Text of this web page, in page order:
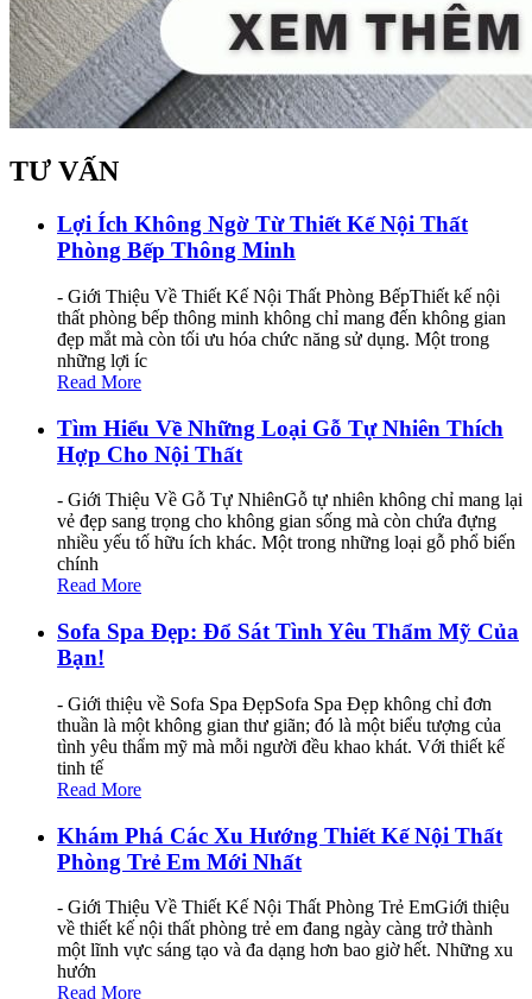
TƯ VẤN
Lợi Ích Không Ngờ Từ Thiết Kế Nội Thất
Phòng Bếp Thông Minh
- Giới Thiệu Về Thiết Kế Nội Thất Phòng BếpThiết kế nội
thất phòng bếp thông minh không chỉ mang đến không gian
đẹp mắt mà còn tối ưu hóa chức năng sử dụng. Một trong
những lợi íc
Read More
Tìm Hiểu Về Những Loại Gỗ Tự Nhiên Thích
Hợp Cho Nội Thất
- Giới Thiệu Về Gỗ Tự NhiênGỗ tự nhiên không chỉ mang lại
vẻ đẹp sang trọng cho không gian sống mà còn chứa đựng
nhiều yếu tố hữu ích khác. Một trong những loại gỗ phổ biến
chính
Read More
Sofa Spa Đẹp: Đổ Sát Tình Yêu Thẩm Mỹ Của
Bạn!
- Giới thiệu về Sofa Spa ĐẹpSofa Spa Đẹp không chỉ đơn
thuần là một không gian thư giãn; đó là một biểu tượng của
tình yêu thẩm mỹ mà mỗi người đều khao khát. Với thiết kế
tinh tế
Read More
Khám Phá Các Xu Hướng Thiết Kế Nội Thất
Phòng Trẻ Em Mới Nhất
- Giới Thiệu Về Thiết Kế Nội Thất Phòng Trẻ EmGiới thiệu
về thiết kế nội thất phòng trẻ em đang ngày càng trở thành
một lĩnh vực sáng tạo và đa dạng hơn bao giờ hết. Những xu
hướn
Read More